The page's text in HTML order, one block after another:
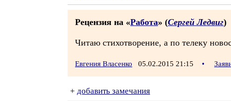
Рецензия на «Работа» (Сергей Ледвиг)
Читаю стихотворение, а по телеку
Евгения Власенко 05.02.2015 21:15 •
+ добавить замечания